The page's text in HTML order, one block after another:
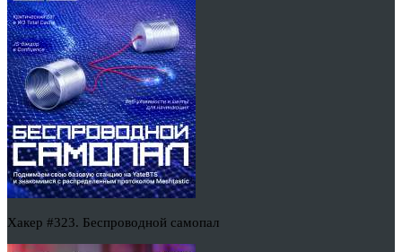
Хакер #323. Беспроводной самопал